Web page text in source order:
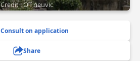
Credit : OT neuvic
Consult on application
Share